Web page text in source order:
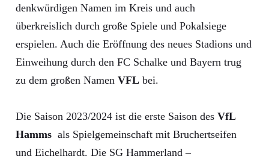
denkwürdigen Namen im Kreis und auch
überkreislich durch große Spiele und Pokalsiege
erspielen. Auch die Eröffnung des neues Stadions und
Einweihung durch den FC Schalke und Bayern trug
zu dem großen Namen VFL bei.
Die Saison 2023/2024 ist die erste Saison des VfL
Hamms als Spielgemeinschaft mit Bruchertseifen
und Eichelhardt. Die SG Hammerland –